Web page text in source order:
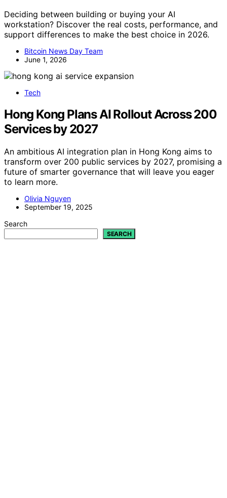
Deciding between building or buying your AI
workstation? Discover the real costs, performance, and
support differences to make the best choice in 2026.
Bitcoin News Day Team
June 1, 2026
Tech
Hong Kong Plans AI Rollout Across 200
Services by 2027
An ambitious AI integration plan in Hong Kong aims to
transform over 200 public services by 2027, promising a
future of smarter governance that will leave you eager
to learn more.
Olivia Nguyen
September 19, 2025
Search
SEARCH